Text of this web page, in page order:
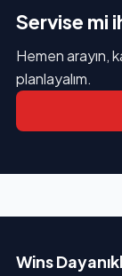
Servise mi
Hemen arayın,
planlayalım.
Wins